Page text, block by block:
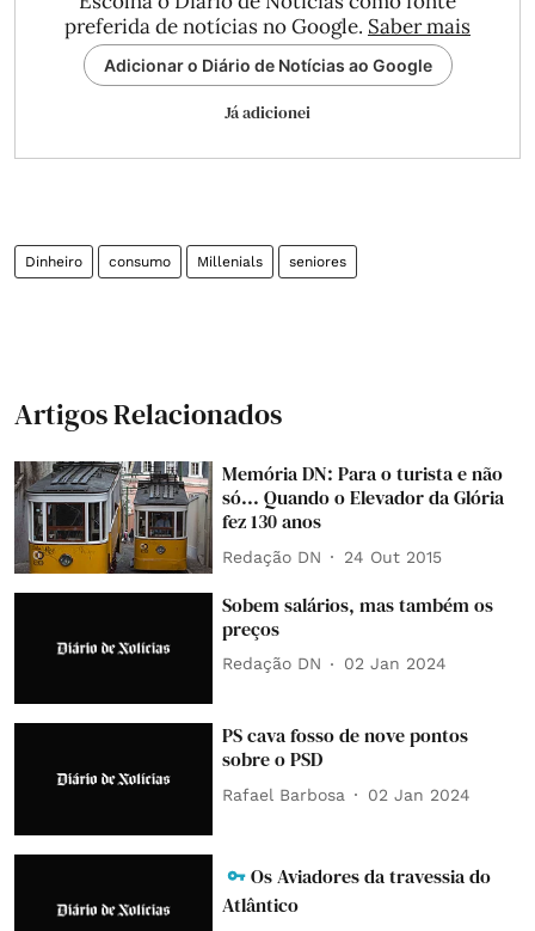
preferida de notícias no Google. Saber mais
Adicionar o Diário de Notícias ao Google
Já adicionei
Dinheiro consumo Millenials seniores
Artigos Relacionados
Memória DN: Para o turista e não
só... Quando o Elevador da Glória
fez 130 anos
Redação DN 24 Out 2015
Sobem salários, mas também os
preços
Redação DN 02 Jan 2024
PS cava fosso de nove pontos
sobre o PSD
Rafael Barbosa 02 Jan 2024
Os Aviadores da travessia do
Atlântico